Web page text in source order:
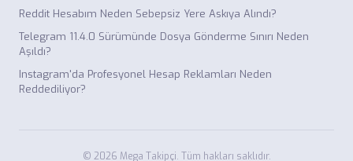
Reddit Hesabım Neden Sebepsiz Yere Askıya Alındı?
Telegram 11.4.0 Sürümünde Dosya Gönderme Sınırı Neden
Aşıldı?
Instagram'da Profesyonel Hesap Reklamları Neden
Reddediliyor?
© 2026 Mega Takipçi. Tüm hakları saklıdır.